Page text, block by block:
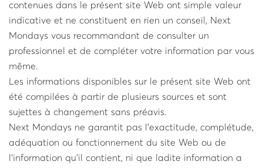
contenues dans le présent site Web ont simple valeur
indicative et ne constituent en rien un conseil, Next
Mondays vous recommandant de consulter un
professionnel et de compléter votre information par vous
même.
Les informations disponibles sur le présent site Web ont
été compilées à partir de plusieurs sources et sont
sujettes à changement sans préavis.
Next Mondays ne garantit pas l'exactitude, complétude,
adéquation ou fonctionnement du site Web ou de
l'information qu'il contient, ni que ladite information a